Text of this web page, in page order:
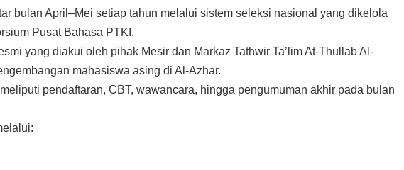
bulan April–Mei setiap tahun melalui sistem seleksi nasional yang dikelola
Pusat Bahasa PTKI.
yang diakui oleh pihak Mesir dan Markaz Tathwir Ta’lim At-Thullab Al-
mahasiswa asing di Al-Azhar.
pendaftaran, CBT, wawancara, hingga pengumuman akhir pada bulan